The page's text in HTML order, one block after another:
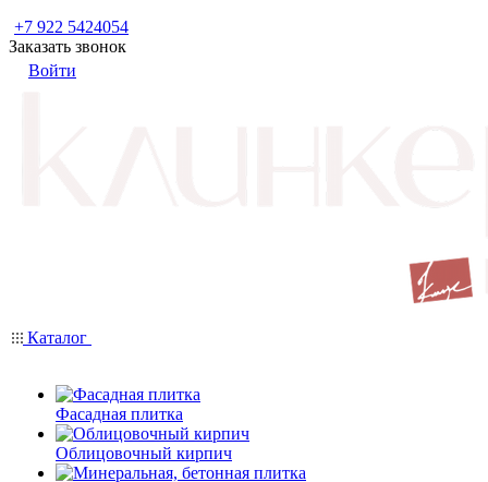
+7 922 5424054
Заказать звонок
Войти
Каталог
Фасадная плитка
Облицовочный кирпич